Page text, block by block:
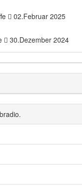
02.Februar 2025
30.Dezember 2024